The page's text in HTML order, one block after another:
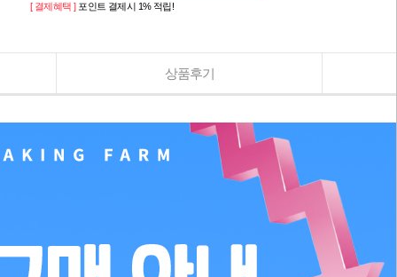
[ 결제혜택 ] 포인트 결제시 1% 적립!
상품후기